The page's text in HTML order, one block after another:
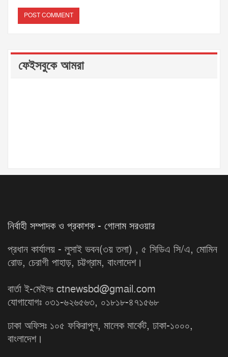
ফেইসবুকে আমরা
নির্বাহী সম্পাদক ও প্রকাশক - গোলাম সরওয়ার
প্রধান কার্যালয় - লুসাই ভবন(৩য় তলা) , ৫ সিডিএ সি/এ, মোমিন
রোড, চেরাগী পাহাড়, চট্টগ্রাম, বাংলাদেশ।
বার্তা ই-মেইলঃ ctnewsbd@gmail.com
যোগাযোগঃ ০৩১-৬২৬৫৬৩, ০১৮১৮-৪৭১৫৬৮
ঢাকা অফিসঃ ১০৫ ফকিরাপুল, মালেক মার্কেট, ঢাকা-১০০০,
বাংলাদেশ।